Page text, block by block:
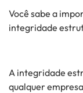
Você sabe a
integridade
A integridade
qualquer